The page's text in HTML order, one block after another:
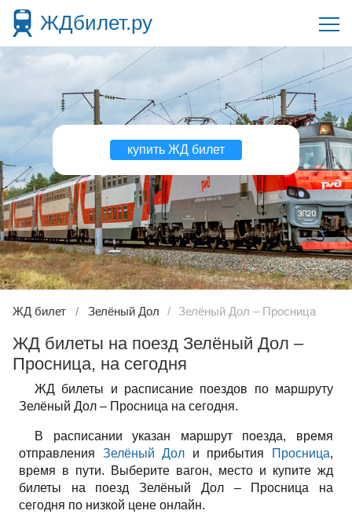
ЖДбилет.ру
купить ЖД билет
ЖД билет Зелёный Дол Зелёный Дол – Просница
ЖД билеты на поезд Зелёный Дол –
Просница, на сегодня
ЖД билеты и расписание поездов по маршруту
Зелёный Дол – Просница на сегодня.
В расписании указан маршрут поезда, время
отправления Зелёный Дол и прибытия Просница,
время в пути. Выберите вагон, место и купите жд
билеты на поезд Зелёный Дол – Просница на
сегодня по низкой цене онлайн.